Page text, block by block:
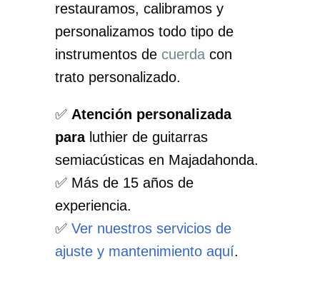
restauramos, calibramos y
personalizamos todo tipo de
instrumentos de cuerdacon
trato personalizado.
✅ Atención personalizada
paraluthier de guitarras
semiacústicas en Majadahonda.
✅ Más de 15 años de
experiencia.
✅ Ver nuestros servicios de
ajuste y mantenimiento aquí.